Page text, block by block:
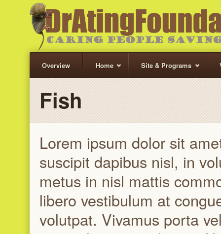
Overview Home Site & Programs
Fish
Lorem ipsum dolor sit
suscipit dapibus nisl, in
metus in nisl mattis
libero vestibulum at
volutpat. Vivamus porta